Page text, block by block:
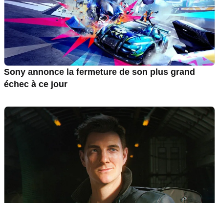
Sony annonce la fermeture de son plus grand
échec à ce jour